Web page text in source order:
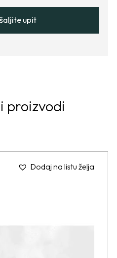
upit
proizvodi
Dodaj na listu želja